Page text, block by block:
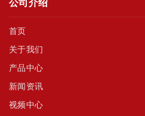
公司介绍
首页
关于我们
产品中心
新闻资讯
视频中心